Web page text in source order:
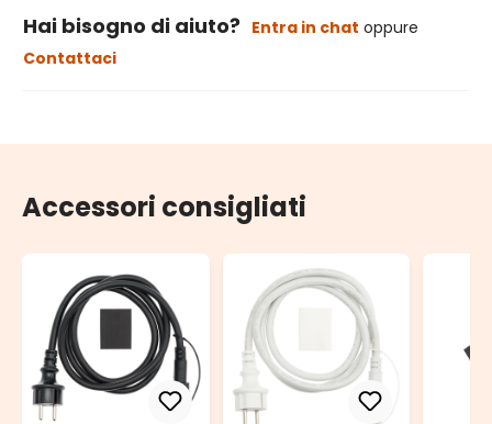
Hai bisogno di aiuto? Entra in chat oppure
Contattaci
Accessori consigliati